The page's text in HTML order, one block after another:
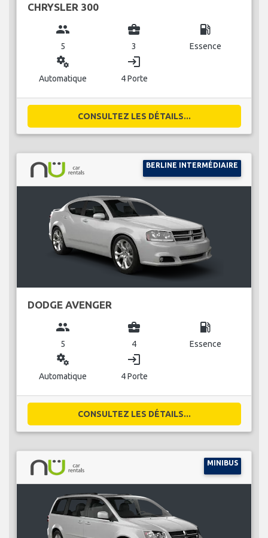
CHRYSLER 300
group
5
business_center
3
local_gas_station
Essence
miscellaneous_services
Automatique
login
4 Porte
CONSULTEZ LES DÉTAILS...
BERLINE INTERMÉDIAIRE
DODGE AVENGER
group
5
business_center
4
local_gas_station
Essence
miscellaneous_services
Automatique
login
4 Porte
CONSULTEZ LES DÉTAILS...
MINIBUS